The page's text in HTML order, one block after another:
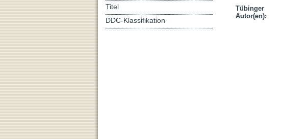
Tübinger
Autor(en):
Titel
DDC-Klassifikation